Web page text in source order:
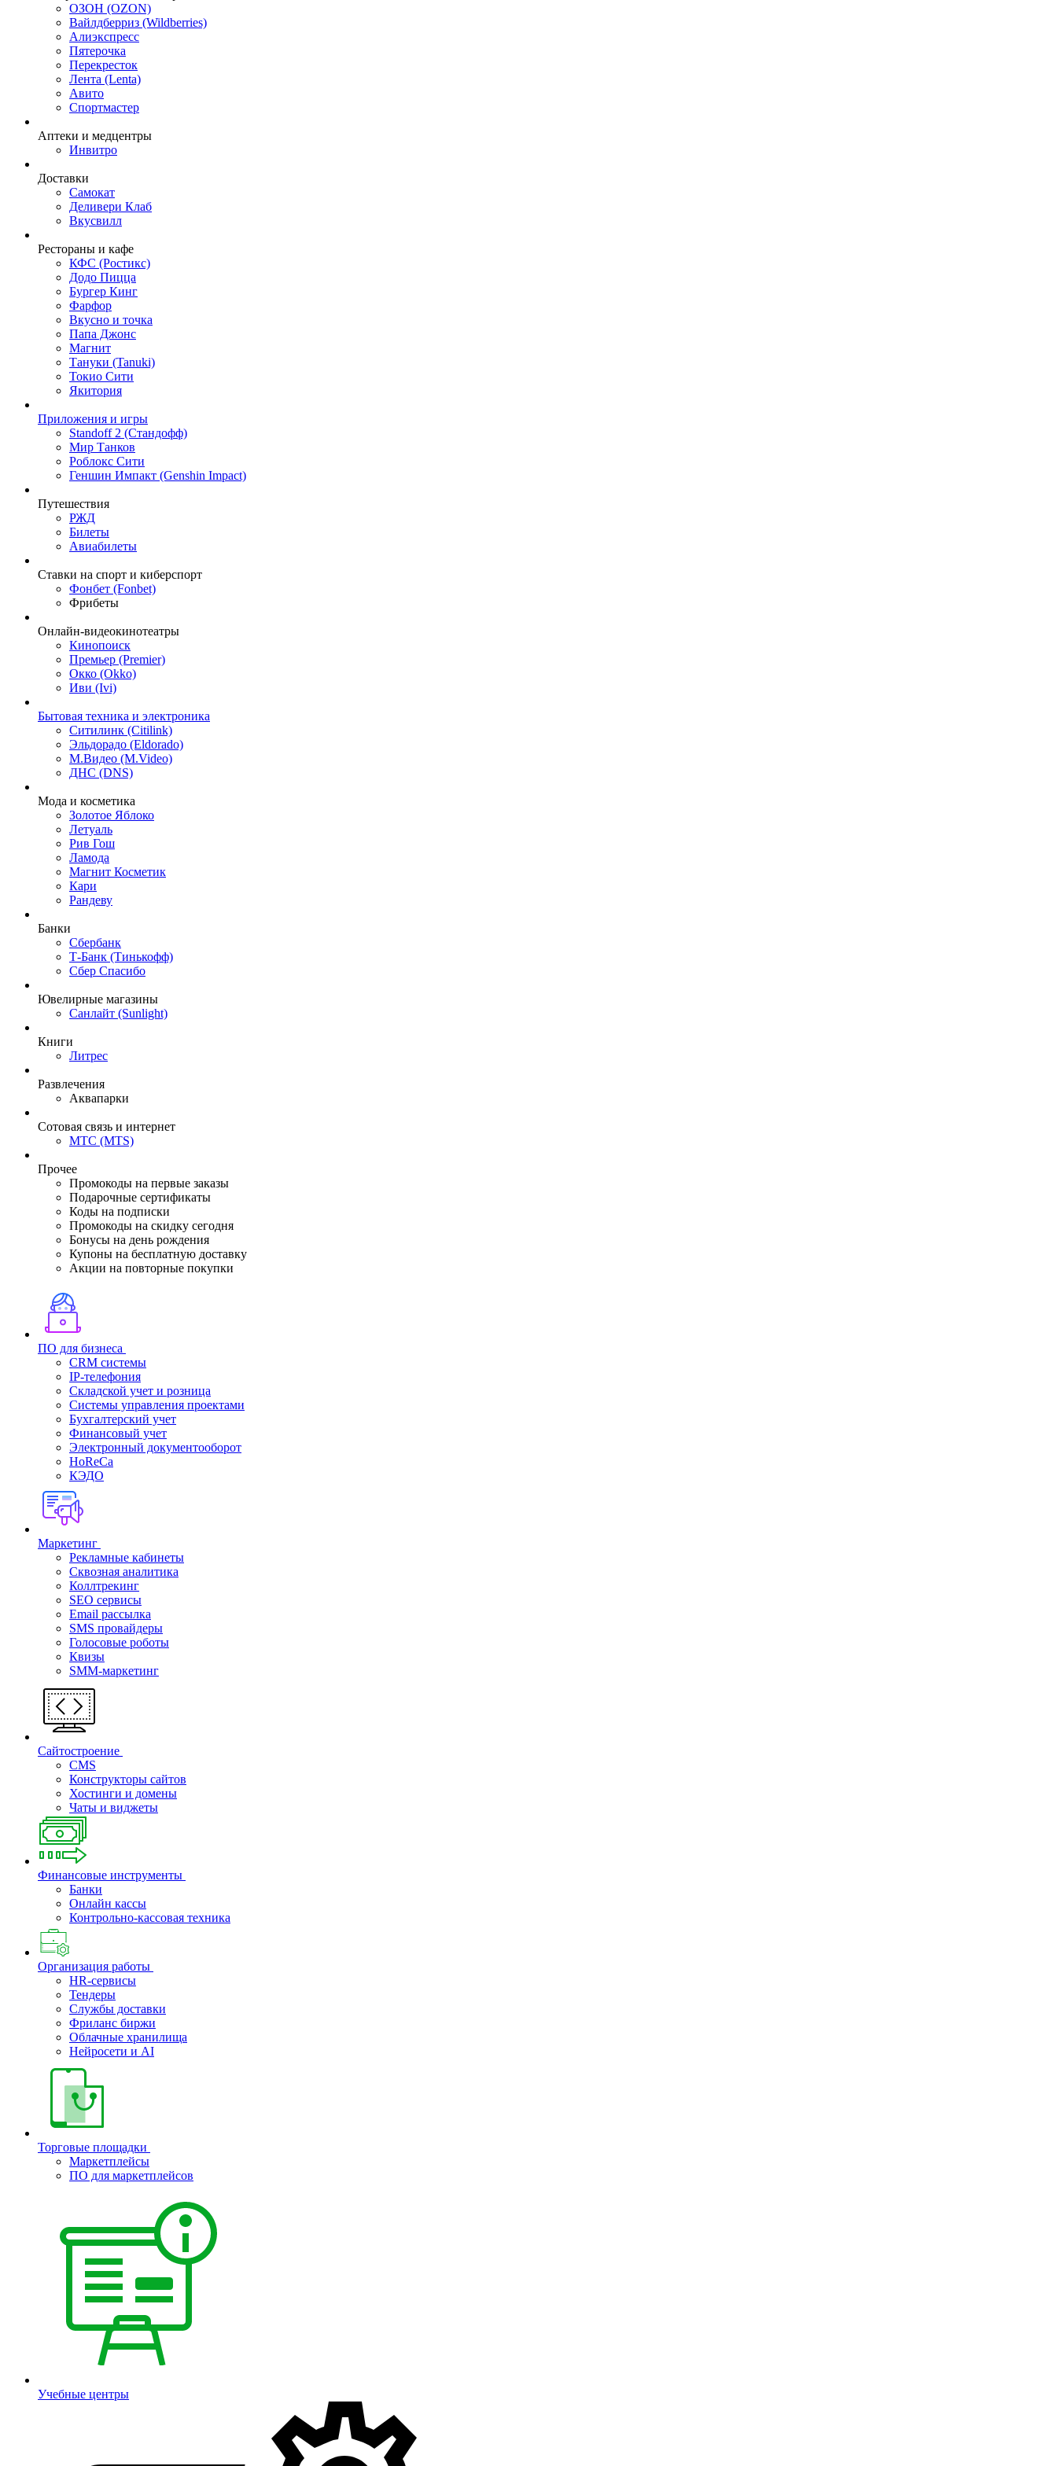
ОЗОН (OZON)
Вайлдберриз (Wildberries)
Алиэкспресс
Пятерочка
Перекресток
Лента (Lenta)
Авито
Спортмастер
Аптеки и медцентры
Инвитро
Доставки
Самокат
Деливери Клаб
Вкусвилл
Рестораны и кафе
КФС (Ростикс)
Додо Пицца
Бургер Кинг
Фарфор
Вкусно и точка
Папа Джонс
Магнит
Тануки (Tanuki)
Токио Сити
Якитория
Приложения и игры
Standoff 2 (Стандофф)
Мир Танков
Роблокс Сити
Геншин Импакт (Genshin Impact)
Путешествия
РЖД
Билеты
Авиабилеты
Ставки на спорт и киберспорт
Фонбет (Fonbet)
Фрибеты
Онлайн-видеокинотеатры
Кинопоиск
Премьер (Premier)
Окко (Okko)
Иви (Ivi)
Бытовая техника и электроника
Ситилинк (Citilink)
Эльдорадо (Eldorado)
М.Видео (M.Video)
ДНС (DNS)
Мода и косметика
Золотое Яблоко
Летуаль
Рив Гош
Ламода
Магнит Косметик
Кари
Рандеву
Банки
Сбербанк
Т-Банк (Тинькофф)
Сбер Спасибо
Ювелирные магазины
Санлайт (Sunlight)
Книги
Литрес
Развлечения
Аквапарки
Сотовая связь и интернет
МТС (MTS)
Прочее
Промокоды на первые заказы
Подарочные сертификаты
Коды на подписки
Промокоды на скидку сегодня
Бонусы на день рождения
Купоны на бесплатную доставку
Акции на повторные покупки
ПО для бизнеса
CRM системы
IP-телефония
Складской учет и розница
Системы управления проектами
Бухгалтерский учет
Финансовый учет
Электронный документооборот
HoReCa
КЭДО
Маркетинг
Рекламные кабинеты
Cквозная аналитика
Коллтрекинг
SEO сервисы
Email расcылка
SMS провайдеры
Голосовые роботы
Квизы
SMM-маркетинг
Сайтостроение
CMS
Конструкторы сайтов
Хостинги и домены
Чаты и виджеты
Финансовые инструменты
Банки
Онлайн кассы
Контрольно-кассовая техника
Организация работы
HR-сервисы
Тендеры
Службы доставки
Фриланс биржи
Облачные хранилища
Нейросети и AI
Торговые площадки
Маркетплейсы
ПО для маркетплейсов
Учебные центры